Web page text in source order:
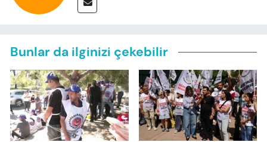
Bunlar da ilginizi çekebilir